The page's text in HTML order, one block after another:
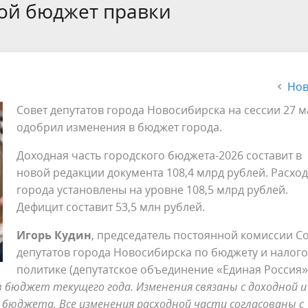
предыдущих созывов
бюджет правки
Совет депутатов города Новосибирска на сессии 27
одобрил изменения в бюджет города.
Доходная часть городского бюджета-2026 составит в
новой редакции документа 108,4 млрд рублей.
города установлены на уровне 108,5 млрд рублей.
Дефицит составит 53,5 млн рублей.
Игорь Кудин, председатель постоянной комиссии
депутатов города Новосибирска по бюджету и
политике (депутатское объединение «Единая
бюджет текущего года. Изменения связаны с доходной и
Все изменения расходной части согласованы с